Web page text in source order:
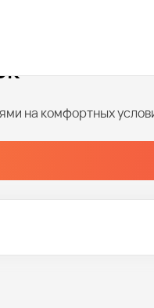
на комфортных